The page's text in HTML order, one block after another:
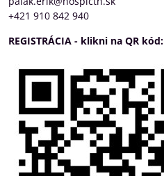
+421 910 842 940
REGISTRÁCIA - klikni na QR kód: